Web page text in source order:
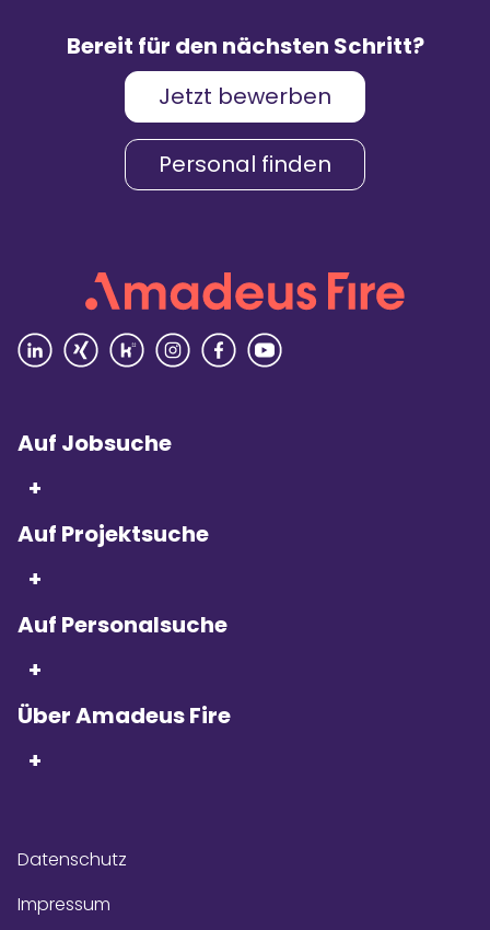
Bewertungen
Weiterempfehlungen
Karriere & Gehalt
4,2
Unternehmenskultur
4,3
4,4
Rezensionen lesen
Kununu Top Company – dank
über 9.000Bewertungen!
Bereit für den nächsten Schritt?
Jetzt bewerben
Personal finden
Auf Jobsuche
+
Auf Projektsuche
+
Auf Personalsuche
+
Über Amadeus Fire
+
Datenschutz
Impressum